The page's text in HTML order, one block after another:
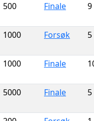
500 Finale 9
1000 Forsøk 5
1000 Finale
5000 Finale 5